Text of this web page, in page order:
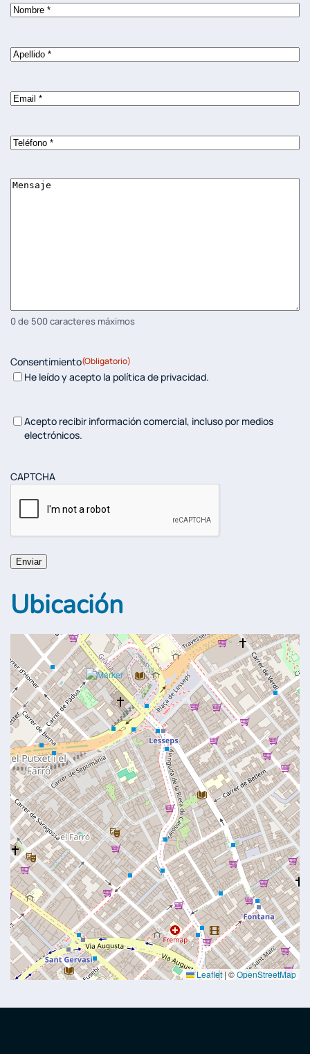
Nombre(Obligatorio)
Apellido(Obligatorio)
Email(Obligatorio)
Teléfono(Obligatorio)
Mensaje
0 de 500 caracteres máximos
Consentimiento(Obligatorio)
He leído y acepto la política de privacidad.
Acepto recibir información comercial, incluso por medios
electrónicos.
CAPTCHA
Ubicación
Leaflet | ©OpenStreetMap